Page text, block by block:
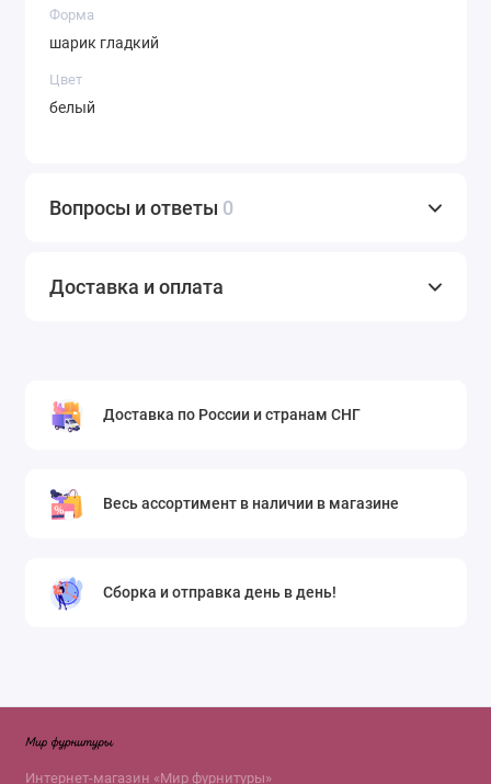
Форма
шарик гладкий
Цвет
белый
Вопросы и ответы 0
Доставка и оплата
Доставка по России и странам СНГ
Весь ассортимент в наличии в магазине
Сборка и отправка день в день!
Интернет-магазин «Мир фурнитуры»